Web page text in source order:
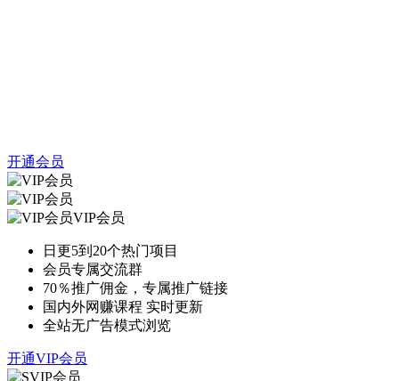
开通会员
VIP会员
日更5到20个热门项目
会员专属交流群
70％推广佣金，专属推广链接
国内外网赚课程 实时更新
全站无广告模式浏览
开通VIP会员